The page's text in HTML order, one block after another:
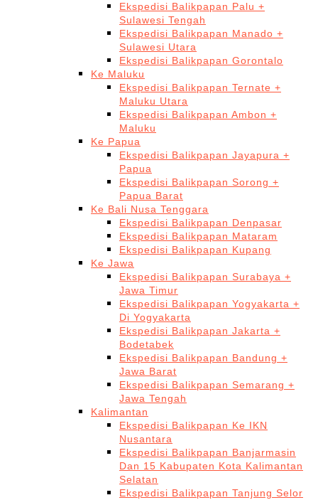
Ekspedisi Balikpapan Palu +
Sulawesi Tengah
Ekspedisi Balikpapan Manado +
Sulawesi Utara
Ekspedisi Balikpapan Gorontalo
Ke Maluku
Ekspedisi Balikpapan Ternate +
Maluku Utara
Ekspedisi Balikpapan Ambon +
Maluku
Ke Papua
Ekspedisi Balikpapan Jayapura +
Papua
Ekspedisi Balikpapan Sorong +
Papua Barat
Ke Bali Nusa Tenggara
Ekspedisi Balikpapan Denpasar
Ekspedisi Balikpapan Mataram
Ekspedisi Balikpapan Kupang
Ke Jawa
Ekspedisi Balikpapan Surabaya +
Jawa Timur
Ekspedisi Balikpapan Yogyakarta +
Di Yogyakarta
Ekspedisi Balikpapan Jakarta +
Bodetabek
Ekspedisi Balikpapan Bandung +
Jawa Barat
Ekspedisi Balikpapan Semarang +
Jawa Tengah
Kalimantan
Ekspedisi Balikpapan Ke IKN
Nusantara
Ekspedisi Balikpapan Banjarmasin
Dan 15 Kabupaten Kota Kalimantan
Selatan
Ekspedisi Balikpapan Tanjung Selor